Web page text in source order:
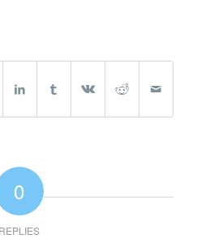
0
REPLIES